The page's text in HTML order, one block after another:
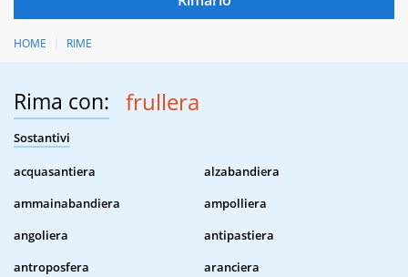
HOME RIME
Rima con: frullera
Sostantivi
acquasantiera
alzabandiera
ammainabandiera
ampolliera
angoliera
antipastiera
antroposfera
aranciera